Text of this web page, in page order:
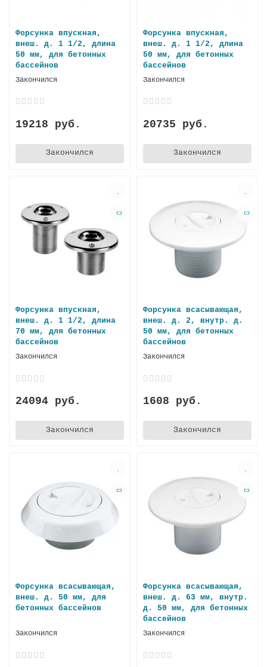
Форсунка впускная,
внеш. д. 1 1/2, длина
50 мм, для бeтонных
бассейнов
Закончился
19218 руб.
Закончился
Форсунка впускная,
внеш. д. 1 1/2, длина
50 мм, для бетонных
бассейнов
Закончился
20735 руб.
Закончился
Форсунка впускная,
внеш. д. 1 1/2, длина
70 мм, для бeтонных
бассейнов
Закончился
24094 руб.
Закончился
Форсунка всасывающая,
внеш. д. 2, внутр. д.
50 мм, для бетонных
бассейнов
Закончился
1608 руб.
Закончился
Форсунка всасывающая,
внеш. д. 50 мм, для
бетонных бассейнов
Закончился
Форсунка всасывающая,
внеш. д. 63 мм, внутр.
д. 50 мм, для бетонных
бассейнов
Закончился